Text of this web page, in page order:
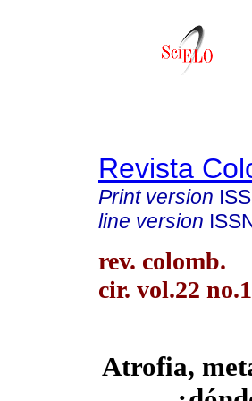
Revista
Print version
line version
rev. colomb.
cir. vol.22
Atrofia,